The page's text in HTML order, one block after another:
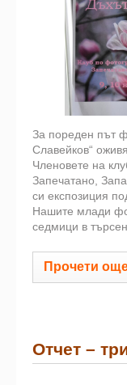
За пореден път
Славейков“
Членовете на
Запечатано,
си експозиция
Нашите млади
седмици в
Прочети
Отчет –